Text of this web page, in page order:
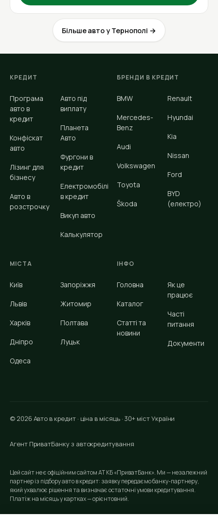
Більше авто у Тернополі →
КРЕДИТ
Програма
авто в
кредит
Конфіскат
авто
Лізинг для
бізнесу
Авто в
розстрочку
Авто під
виплату
Планета
Авто
Фургони в
кредит
Електромобілі
в кредит
Викуп авто
Калькулятор
БРЕНДИ В КРЕДИТ
BMW
Mercedes-
Benz
Audi
Volkswagen
Toyota
Škoda
Renault
Hyundai
Kia
Nissan
Ford
BYD
(електро)
МІСТА
Київ
Львів
Харків
Дніпро
Одеса
Запоріжжя
Житомир
Полтава
Луцьк
ІНФО
Головна
Каталог
Статті та
новини
Як це
працює
Часті
питання
Документи
© 2026 Авто в кредит · ціна в місяць · 30+ міст України
Агент ПриватБанку з автокредитування
Цей сайт не є офіційним сайтом АТ КБ «ПриватБанк». Ми — незалежний
партнер із підбору авто в кредит: заявку передаємо банку-партнеру,
який ухвалює рішення та визначає остаточні умови кредитування.
Платіж на місяць у картках — орієнтовний.